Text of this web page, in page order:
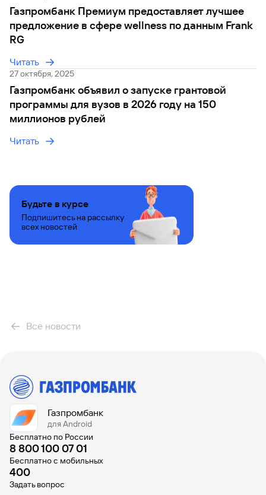
Все новости
Газпромбанк Премиум предоставляет лучшее
предложение в сфере wellness по данным Frank
RG
Читать
27 октября, 2025
Газпромбанк объявил о запуске грантовой
программы для вузов в 2026 году на 150
миллионов рублей
Читать
Будьте в курсе
Подпишитесь на рассылку
всех новостей
Газпромбанк
для Android
Бесплатно по России
8 800 100 07 01
Бесплатно с мобильных
400
Задать вопрос